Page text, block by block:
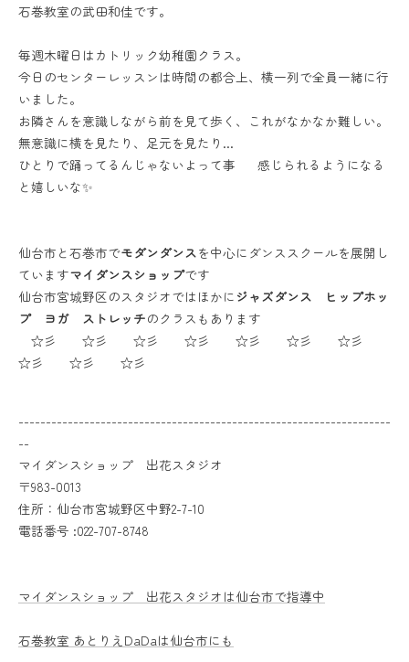
石巻教室の武田和佳です。
毎週木曜日はカトリック幼稚園クラス。
今日のセンターレッスンは時間の都合上、横一列で全員一緒に行
いました。
お隣さんを意識しながら前を見て歩く、これがなかなか難しい。
無意識に横を見たり、足元を見たり…
ひとりで踊ってるんじゃないよって事 感じられるようになる
と嬉しいな✨
仙台市と石巻市でモダンダンスを中心にダンススクールを展開し
ていますマイダンスショップです
仙台市宮城野区のスタジオではほかに ジャズダンス ヒップホッ
プ ヨガ ストレッチのクラスもあります
☆彡 ☆彡 ☆彡 ☆彡 ☆彡 ☆彡 ☆彡
☆彡 ☆彡 ☆彡
--------------------------------------------------------------------
--
マイダンスショップ 出花スタジオ
〒983-0013
住所：仙台市宮城野区中野2-7-10
電話番号 :022-707-8748
マイダンスショップ 出花スタジオは仙台市で指導中
石巻教室 あとりえDaDaは仙台市にも